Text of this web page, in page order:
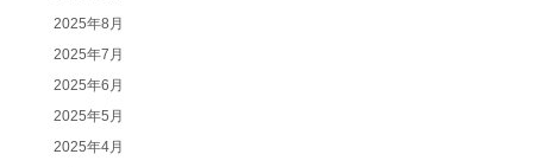
2025年8月
2025年7月
2025年6月
2025年5月
2025年4月